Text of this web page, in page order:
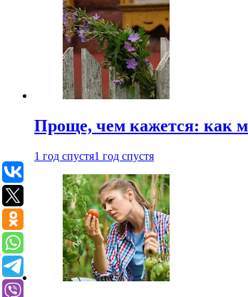
Проще, чем кажется: как
1 год спустя1 год спустя